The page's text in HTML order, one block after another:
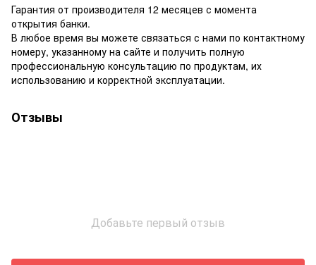
Гарантия от производителя 12 месяцев с момента
открытия банки.
В любое время вы можете связаться с нами по контактному
номеру, указанному на сайте и получить полную
профессиональную консультацию по продуктам, их
использованию и корректной эксплуатации.
Отзывы
Добавьте первый отзыв